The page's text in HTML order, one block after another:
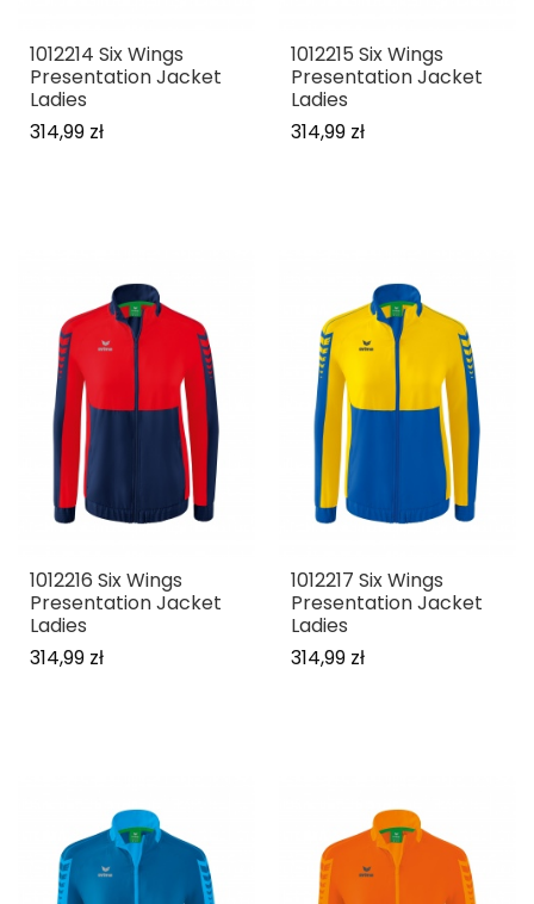
1012214 Six Wings
Presentation Jacket
Ladies
314,99 zł
1012215 Six Wings
Presentation Jacket
Ladies
314,99 zł
1012216 Six Wings
Presentation Jacket
Ladies
314,99 zł
1012217 Six Wings
Presentation Jacket
Ladies
314,99 zł